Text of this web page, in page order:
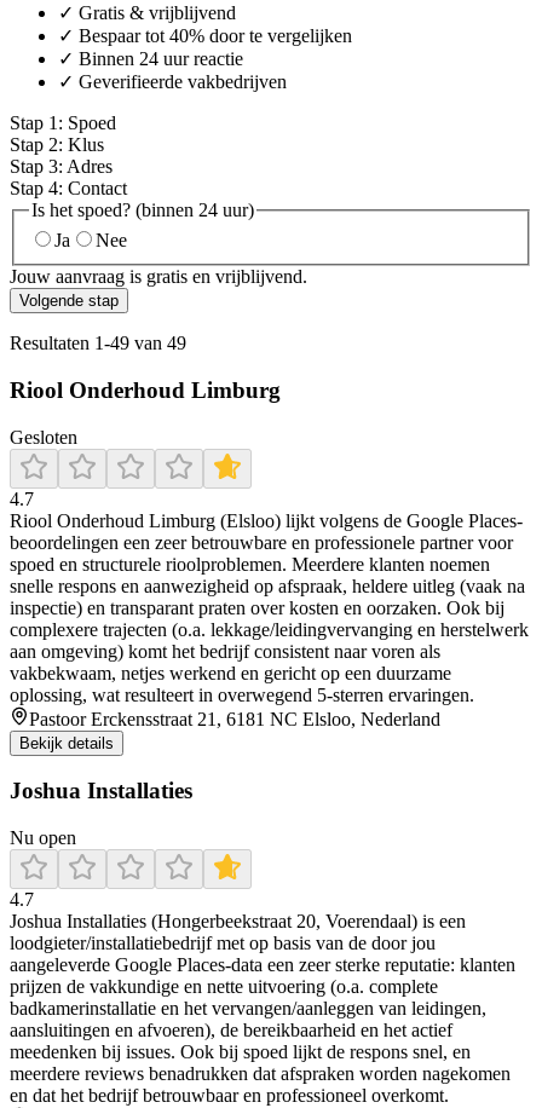
✓ Gratis & vrijblijvend
✓ Bespaar tot 40% door te vergelijken
✓ Binnen 24 uur reactie
✓ Geverifieerde vakbedrijven
Stap 1 : Spoed
Stap 2: Klus
Stap 3: Adres
Stap 4: Contact
Is het spoed? (binnen 24 uur)
Ja
Nee
Jouw aanvraag is gratis en vrijblijvend.
Volgende stap
Resultaten 1-49 van 49
Riool Onderhoud Limburg
Gesloten
4.7
Riool Onderhoud Limburg (Elsloo) lijkt volgens de Google Places-
beoordelingen een zeer betrouwbare en professionele partner voor
spoed en structurele rioolproblemen. Meerdere klanten noemen
snelle respons en aanwezigheid op afspraak, heldere uitleg (vaak na
inspectie) en transparant praten over kosten en oorzaken. Ook bij
complexere trajecten (o.a. lekkage/leidingvervanging en herstelwerk
aan omgeving) komt het bedrijf consistent naar voren als
vakbekwaam, netjes werkend en gericht op een duurzame
oplossing, wat resulteert in overwegend 5-sterren ervaringen.
Pastoor Erckensstraat 21, 6181 NC Elsloo, Nederland
Bekijk details
Joshua Installaties
Nu open
4.7
Joshua Installaties (Hongerbeekstraat 20, Voerendaal) is een
loodgieter/installatiebedrijf met op basis van de door jou
aangeleverde Google Places-data een zeer sterke reputatie: klanten
prijzen de vakkundige en nette uitvoering (o.a. complete
badkamerinstallatie en het vervangen/aanleggen van leidingen,
aansluitingen en afvoeren), de bereikbaarheid en het actief
meedenken bij issues. Ook bij spoed lijkt de respons snel, en
meerdere reviews benadrukken dat afspraken worden nagekomen
en dat het bedrijf betrouwbaar en professioneel overkomt.